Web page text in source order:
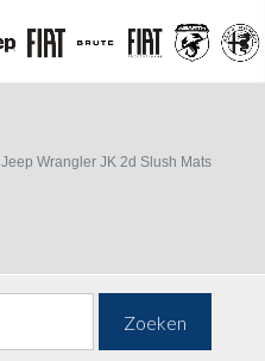
Jeep Wrangler JK 2d Slush Mats
Zoeken